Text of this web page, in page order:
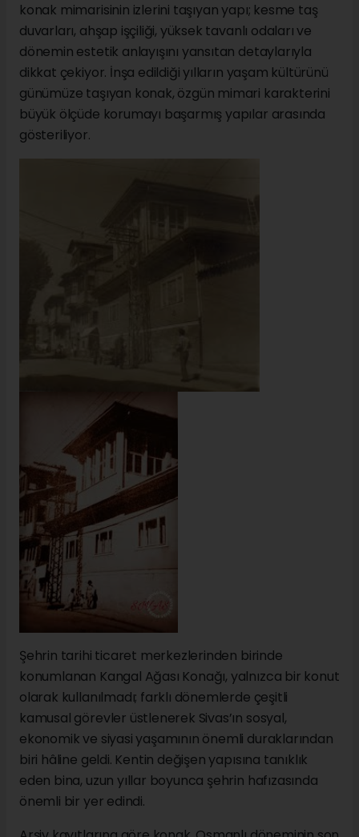
konak mimarisinin izlerini taşıyan yapı; kesme taş
duvarları, ahşap işçiliği, yüksek tavanlı odaları ve
dönemin estetik anlayışını yansıtan detaylarıyla
dikkat çekiyor. İnşa edildiği yılların yaşam kültürünü
günümüze taşıyan konak, özgün mimari karakterini
büyük ölçüde korumayı başarmış yapılar arasında
gösteriliyor.
Şehrin tarihi ticaret merkezlerinden birinde
konumlanan Kangal Ağası Konağı, yalnızca bir konut
olarak kullanılmadı; farklı dönemlerde çeşitli
kamusal görevler üstlenerek Sivas’ın sosyal,
ekonomik ve siyasi yaşamının önemli duraklarından
biri hâline geldi. Kentin değişen yapısına tanıklık
eden bina, uzun yıllar boyunca şehrin hafızasında
önemli bir yer edindi.